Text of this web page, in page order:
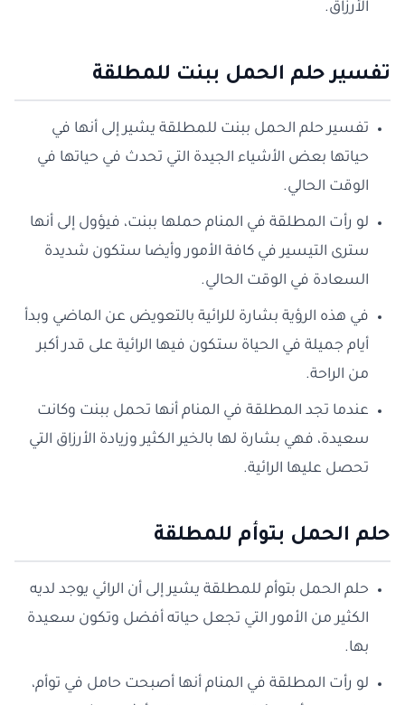
الأرزاق.
تفسير حلم الحمل ببنت للمطلقة
تفسير حلم الحمل ببنت للمطلقة يشير إلى أنها في
حياتها بعض الأشياء الجيدة التي تحدث في حياتها في
الوقت الحالي.
لو رأت المطلقة في المنام حملها ببنت، فيؤول إلى أنها
سترى التيسير في كافة الأمور وأيضا ستكون شديدة
السعادة في الوقت الحالي.
في هذه الرؤية بشارة للرائية بالتعويض عن الماضي وبدأ
أيام جميلة في الحياة ستكون فيها الرائية على قدر أكبر
من الراحة.
عندما تجد المطلقة في المنام أنها تحمل ببنت وكانت
سعيدة، فهي بشارة لها بالخير الكثير وزيادة الأرزاق التي
تحصل عليها الرائية.
حلم الحمل بتوأم للمطلقة
حلم الحمل بتوأم للمطلقة يشير إلى أن الرائي يوجد لديه
الكثير من الأمور التي تجعل حياته أفضل وتكون سعيدة
بها.
لو رأت المطلقة في المنام أنها أصبحت حامل في توأم،